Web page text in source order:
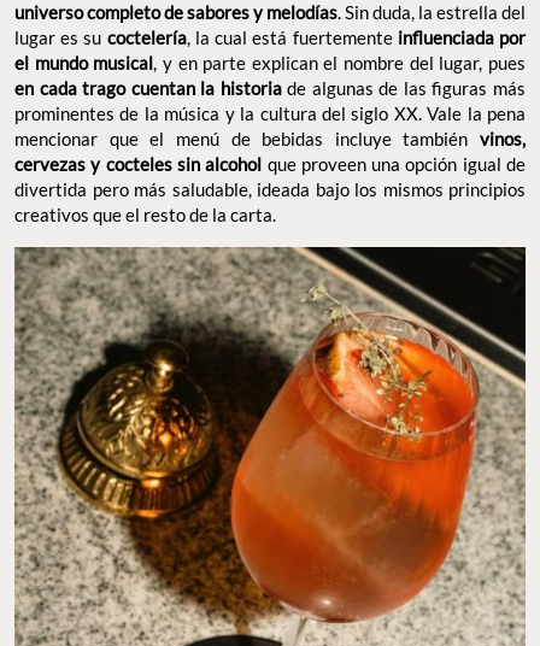
universo completo de sabores y melodías. Sin duda, la estrella del
lugar es su coctelería, la cual está fuertemente influenciada por
el mundo musical, y en parte explican el nombre del lugar, pues
en cada trago cuentan la historiade algunas de las figuras más
prominentes de la música y la cultura del siglo XX. Vale la pena
mencionar que el menú de bebidas incluye también vinos,
cervezas y cocteles sin alcohol que proveen una opción igual de
divertida pero más saludable, ideada bajo los mismos principios
creativos que el resto de la carta.